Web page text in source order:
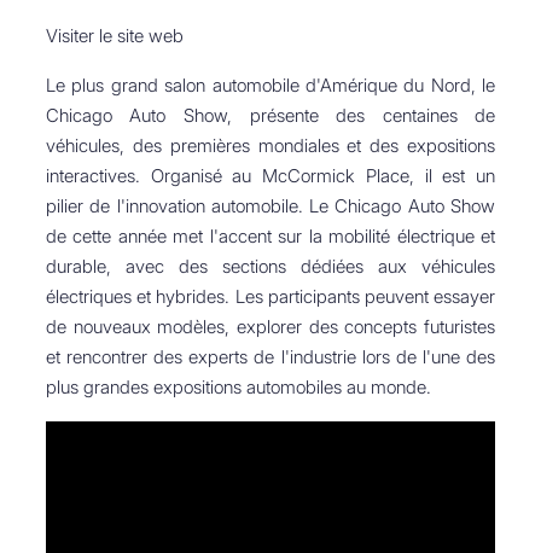
Visiter le site web
Le plus grand salon automobile d'Amérique du Nord, le
Chicago Auto Show, présente des centaines de
véhicules, des premières mondiales et des expositions
interactives. Organisé au McCormick Place, il est un
pilier de l'innovation automobile. Le Chicago Auto Show
de cette année met l'accent sur la mobilité électrique et
durable, avec des sections dédiées aux véhicules
électriques et hybrides. Les participants peuvent essayer
de nouveaux modèles, explorer des concepts futuristes
et rencontrer des experts de l'industrie lors de l'une des
plus grandes expositions automobiles au monde.